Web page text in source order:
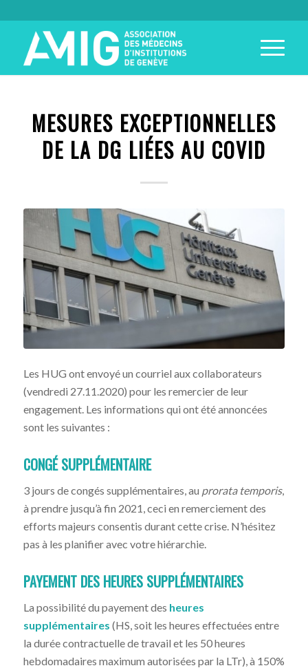
MESURES EXCEPTIONNELLES
DE LA DG LIÉES AU COVID
Les HUG ont envoyé un courriel aux collaborateurs
(vendredi 27.11.2020) pour les remercier de leur
engagement. Les informations qui ont été annoncées
sont les suivantes :
CONGÉ SUPPLÉMENTAIRE
3 jours de congés supplémentaires, au prorata temporis,
à prendre jusqu’à fin 2021, ceci en remerciement des
efforts majeurs consentis durant cette crise. N’hésitez
pas à les planifier avec votre hiérarchie.
PAYEMENT DES HEURES SUPPLÉMENTAIRES
La possibilité du payement des heures
supplémentaires (HS, soit les heures effectuées entre
la durée contractuelle de travail et les 50 heures
hebdomadaires maximum autorisées par la LTr), à 150%